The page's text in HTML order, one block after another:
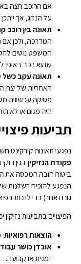
אם הרוכב חצה
על הנהג, אך
תאונה בין רוכב
המדרכה, ולכן אם
המשפט נוטים
שהוא רכב באופן
תאונה עקב כשל
האחריות של יצרן
פסיקה עכשווית
היה פגום או לא
תביעות
נפגעי תאונות קורקינט
פקודת הנזיקיןבגין
ביטוח חובה המכסה את
הנפגע להוכיח רשלנות
גורם אחר) כדי לזכות
הפיצויים בתביעות נזיקין
הוצאות רפואיות:
אובדן כושר
זמנית או קבועה.